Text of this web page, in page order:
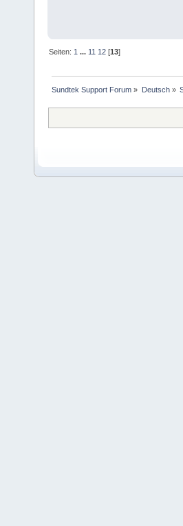
Seiten: 1 ... 11 12 [13]
Sundtek Support Forum » Deutsch»